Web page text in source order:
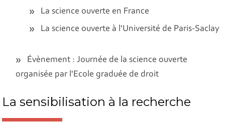
La science ouverte en France
La science ouverte à l'Université de Paris-Saclay
Évènement : Journée de la science ouverte
organisée par l'Ecole graduée de droit
La sensibilisation à la recherche